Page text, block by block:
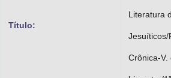
Título:
Literatura
Jesuíticos/
Crônica-V.